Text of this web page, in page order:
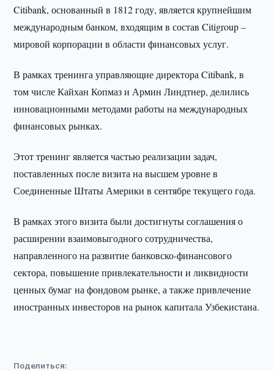
Citibank, основанный в 1812 году, является крупнейшим
международным банком, входящим в состав Citigroup –
мировой корпорации в области финансовых услуг.
В рамках тренинга управляющие директора Citibank, в
том числе Кайхан Копмаз и Армин Линдтнер, делились
инновационными методами работы на международных
финансовых рынках.
Этот тренинг является частью реализации задач,
поставленных после визита на высшем уровне в
Соединенные Штаты Америки в сентябре текущего года.
В рамках этого визита были достигнуты соглашения о
расширении взаимовыгодного сотрудничества,
направленного на развитие банковско-финансового
сектора, повышение привлекательности и ликвидности
ценных бумаг на фондовом рынке, а также привлечение
иностранных инвесторов на рынок капитала Узбекистана.
Поделиться: